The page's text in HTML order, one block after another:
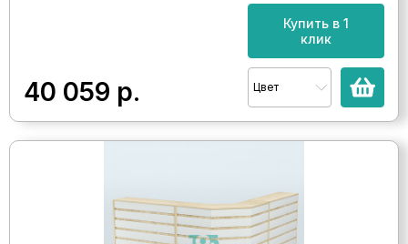
40 059 р.
Купить в 1
клик
Цвет